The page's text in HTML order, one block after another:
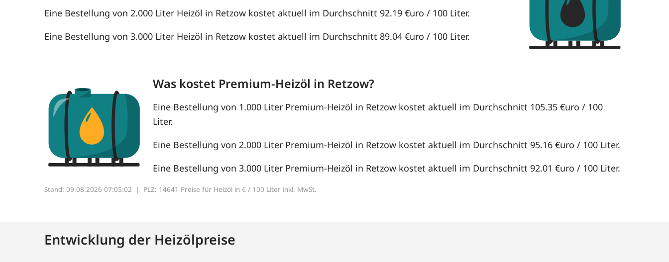
Eine Bestellung von 2.000 Liter Heizöl in Retzow kostet aktuell im Durchschnitt 92.19 €uro / 100 Liter.
Eine Bestellung von 3.000 Liter Heizöl in Retzow kostet aktuell im Durchschnitt 89.04 €uro / 100 Liter.
Was kostet Premium-Heizöl in Retzow?
Eine Bestellung von 1.000 Liter Premium-Heizöl in Retzow kostet aktuell im Durchschnitt 105.35 €uro / 100
Liter.
Eine Bestellung von 2.000 Liter Premium-Heizöl in Retzow kostet aktuell im Durchschnitt 95.16 €uro / 100 Liter.
Eine Bestellung von 3.000 Liter Premium-Heizöl in Retzow kostet aktuell im Durchschnitt 92.01 €uro / 100 Liter.
Stand: 09.08.2026 07:05:02 | PLZ: 14641 Preise für Heizöl in € / 100 Liter inkl. MwSt.
Entwicklung der Heizölpreise